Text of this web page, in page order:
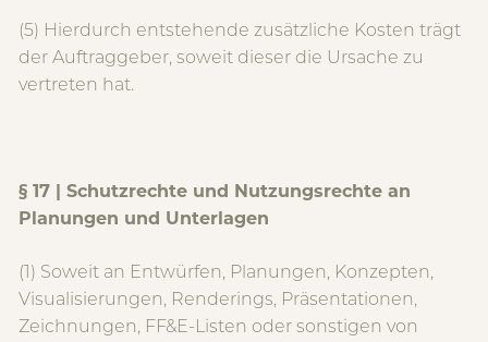
(5) Hierdurch entstehende zusätzliche Kosten trägt
der Auftraggeber, soweit dieser die Ursache zu
vertreten hat.
§ 17 | Schutzrechte und Nutzungsrechte an
Planungen und Unterlagen
(1) Soweit an Entwürfen, Planungen, Konzepten,
Visualisierungen, Renderings, Präsentationen,
Zeichnungen, FF&E-Listen oder sonstigen von